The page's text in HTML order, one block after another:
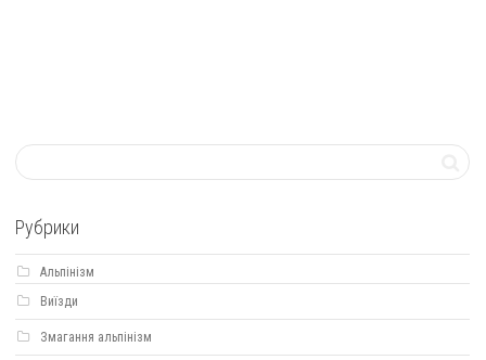
Рубрики
Альпінізм
Виїзди
Змагання альпінізм